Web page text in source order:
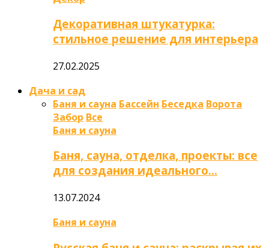
Декоративная штукатурка:
стильное решение для интерьера
27.02.2025
Дача и сад
Баня и сауна Бассейн Беседка Ворота
Забор Все
Баня и сауна
Баня, сауна, отделка, проекты: все
для создания идеального…
13.07.2024
Баня и сауна